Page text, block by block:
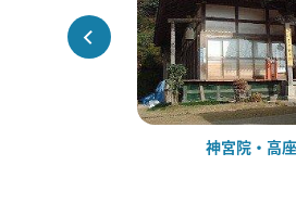
神宮院・高